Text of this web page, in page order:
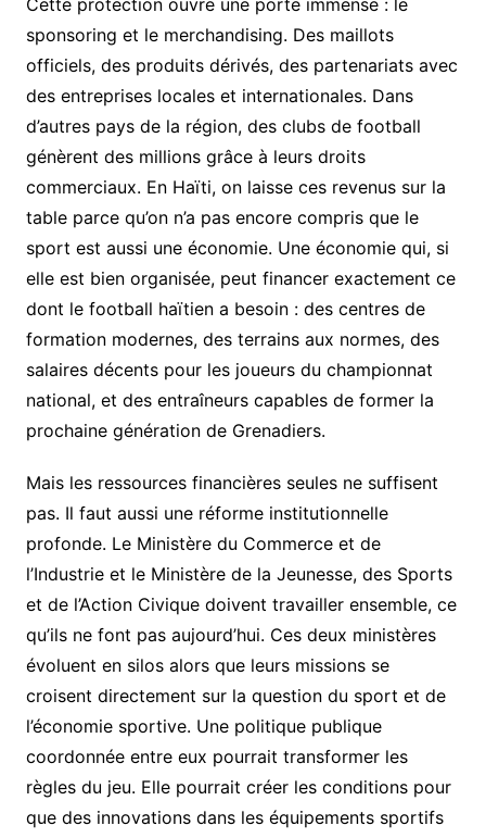
Cette protection ouvre une porte immense : le
sponsoring et le merchandising. Des maillots
officiels, des produits dérivés, des partenariats avec
des entreprises locales et internationales. Dans
d’autres pays de la région, des clubs de football
génèrent des millions grâce à leurs droits
commerciaux. En Haïti, on laisse ces revenus sur la
table parce qu’on n’a pas encore compris que le
sport est aussi une économie. Une économie qui, si
elle est bien organisée, peut financer exactement ce
dont le football haïtien a besoin : des centres de
formation modernes, des terrains aux normes, des
salaires décents pour les joueurs du championnat
national, et des entraîneurs capables de former la
prochaine génération de Grenadiers.
Mais les ressources financières seules ne suffisent
pas. Il faut aussi une réforme institutionnelle
profonde. Le Ministère du Commerce et de
l’Industrie et le Ministère de la Jeunesse, des Sports
et de l’Action Civique doivent travailler ensemble, ce
qu’ils ne font pas aujourd’hui. Ces deux ministères
évoluent en silos alors que leurs missions se
croisent directement sur la question du sport et de
l’économie sportive. Une politique publique
coordonnée entre eux pourrait transformer les
règles du jeu. Elle pourrait créer les conditions pour
que des innovations dans les équipements sportifs